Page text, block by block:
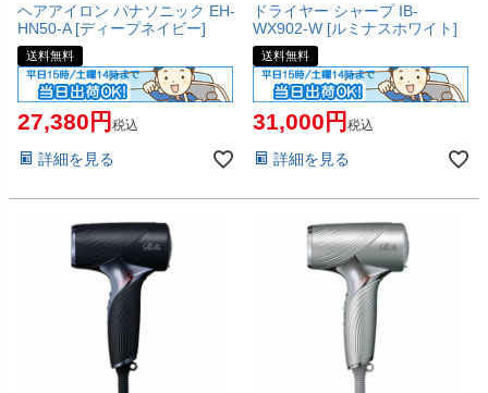
ヘアアイロン パナソニック EH-
HN50-A [ディープネイビー]
送料無料
27,380 税込
詳細を見る
ドライヤー シャープ IB-
WX902-W [ルミナスホワイト]
送料無料
31,000 税込
詳細を見る